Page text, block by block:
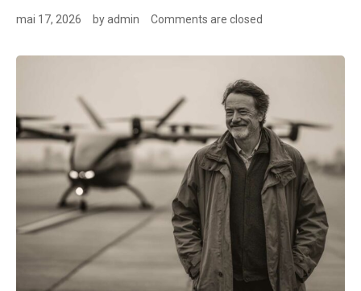
mai 17, 2026 byadmin Comments are closed